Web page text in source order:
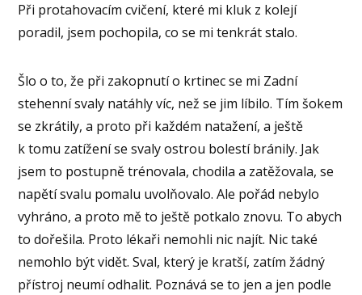
Při protahovacím cvičení, které mi kluk z kolejí
poradil, jsem pochopila, co se mi tenkrát stalo.
Šlo o to, že při zakopnutí o krtinec se mi Zadní
stehenní svaly natáhly víc, než se jim líbilo. Tím šokem
se zkrátily, a proto při každém natažení, a ještě
k tomu zatížení se svaly ostrou bolestí bránily. Jak
jsem to postupně trénovala, chodila a zatěžovala, se
napětí svalu pomalu uvolňovalo. Ale pořád nebylo
vyhráno, a proto mě to ještě potkalo znovu. To abych
to dořešila. Proto lékaři nemohli nic najít. Nic také
nemohlo být vidět. Sval, který je kratší, zatím žádný
přístroj neumí odhalit. Poznává se to jen a jen podle